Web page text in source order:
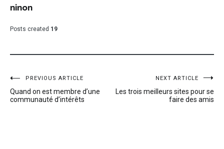
ninon
Posts created 19
Navigation
de
PREVIOUS ARTICLE
Quand on est membre d’une
communauté d’intérêts
NEXT ARTICLE
Les trois meilleurs sites pour se
faire des amis